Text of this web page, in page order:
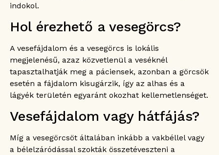
indokol.
Hol érezhető a vesegörcs?
A vesefájdalom és a vesegörcs is lokális
megjelenésű, azaz közvetlenül a veséknél
tapasztalhatják meg a páciensek, azonban a görcsök
esetén a fájdalom kisugárzik, így az alhas és a
lágyék területén egyaránt okozhat kellemetlenséget.
Vesefájdalom vagy hátfájás?
Míg a vesegörcsöt általában inkább a vakbéllel vagy
a bélelzáródással szokták összetéveszteni a